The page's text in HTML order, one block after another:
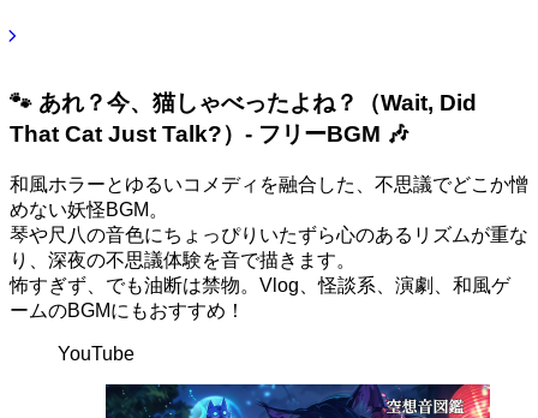
🐾 あれ？今、猫しゃべったよね？（Wait, Did
That Cat Just Talk?）- フリーBGM 🎶
和風ホラーとゆるいコメディを融合した、不思議でどこか憎
めない妖怪BGM。
琴や尺八の音色にちょっぴりいたずら心のあるリズムが重な
り、深夜の不思議体験を音で描きます。
怖すぎず、でも油断は禁物。Vlog、怪談系、演劇、和風ゲ
ームのBGMにもおすすめ！
YouTube